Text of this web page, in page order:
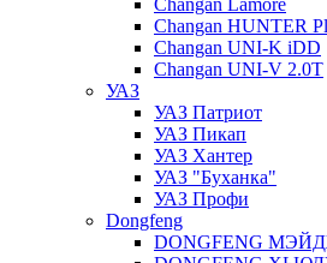
Changan Lamore
Changan HUNTER
Changan UNI-K iDD
Changan UNI-V 2.0T
УАЗ
УАЗ Патриот
УАЗ Пикап
УАЗ Хантер
УАЗ "Буханка"
УАЗ Профи
Dongfeng
DONGFENG